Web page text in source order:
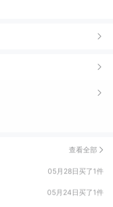
查看全部
06月07日买了1件
05月28日买了1件
05月24日买了1件